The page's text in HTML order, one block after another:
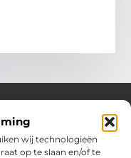
wij technologieën
op te slaan en/of te
tips voor het